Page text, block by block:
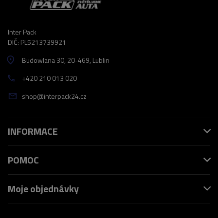
Inter Pack
DIČ: PL5213739921
Budowlana 30, 20-469, Lublin
+420 210 013 020
shop@interpack24.cz
INFORMACE
POMOC
Moje objednávky